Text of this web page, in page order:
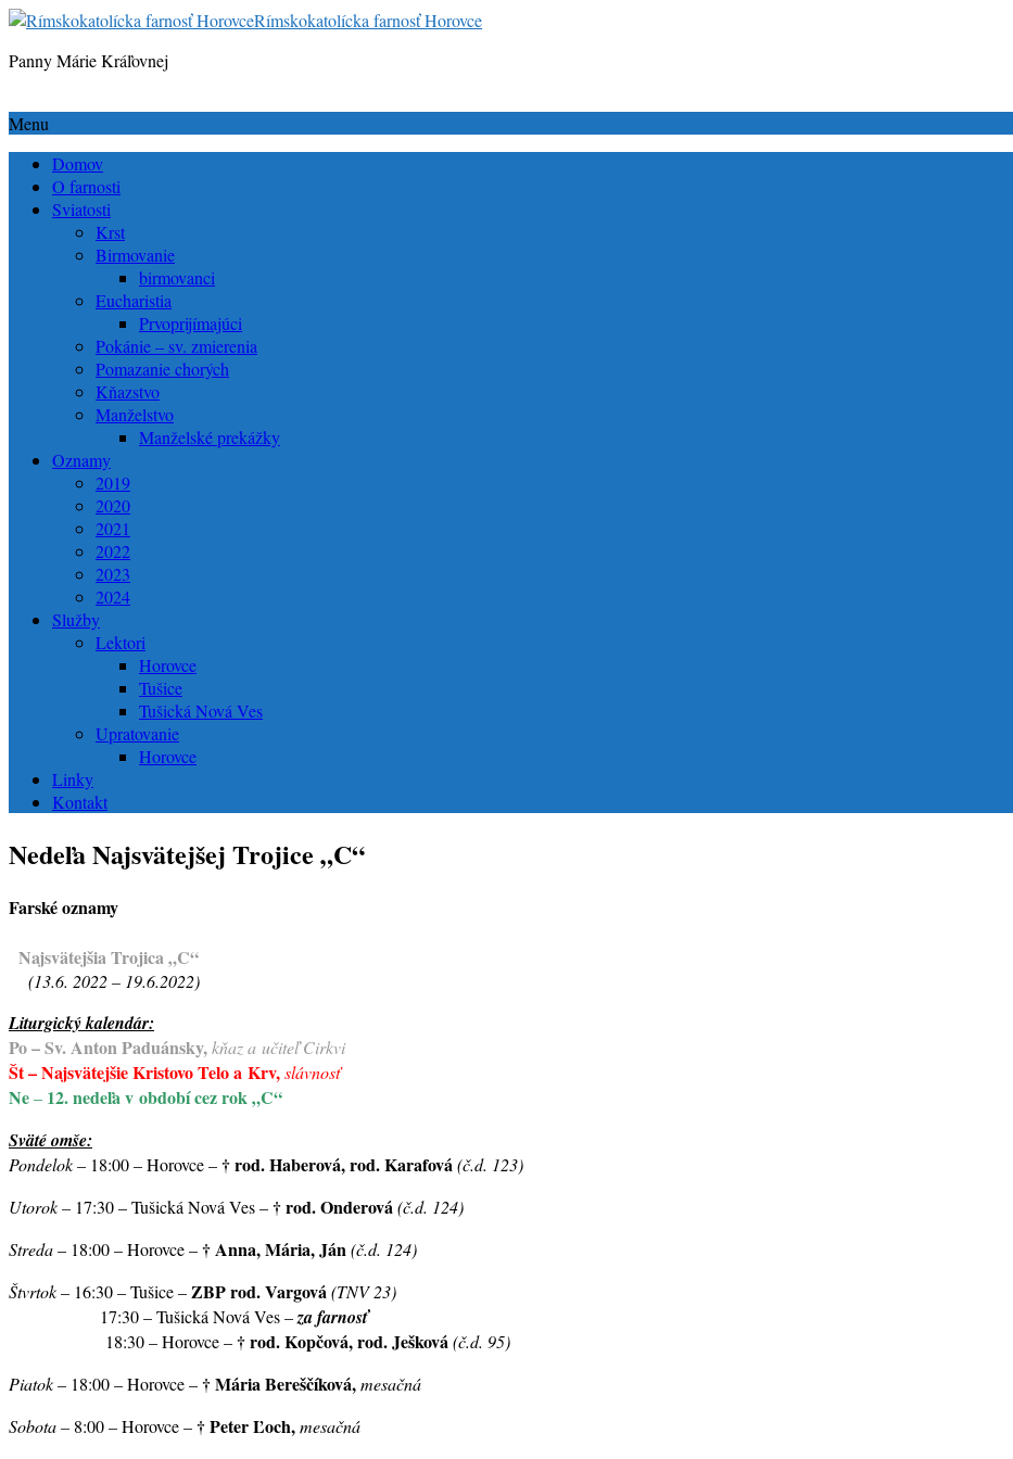
Rímskokatolícka farnosť Horovce
Panny Márie Kráľovnej
Menu
Domov
O farnosti
Sviatosti
Krst
Birmovanie
birmovanci
Eucharistia
Prvoprijímajúci
Pokánie – sv. zmierenia
Pomazanie chorých
Kňazstvo
Manželstvo
Manželské prekážky
Oznamy
2019
2020
2021
2022
2023
2024
Služby
Lektori
Horovce
Tušice
Tušická Nová Ves
Upratovanie
Horovce
Linky
Kontakt
Nedeľa Najsvätejšej Trojice „C“
Farské oznamy
Najsvätejšia Trojica „C“
(13.6. 2022 – 19.6.2022)
Liturgický kalendár:
Po – Sv. Anton Paduánsky,kňaz a učiteľ Cirkvi
Št – Najsvätejšie Kristovo Telo a Krv,slávnosť
Ne– 12. nedeľa v období cez rok „C“
Sväté omše:
Pondelok– 18:00 – Horovce –†rod. Haberová, rod. Karafová(č.d. 123)
Utorok – 17:30 – Tušická Nová Ves –†rod. Onderová(č.d. 124)
Streda– 18:00 – Horovce –†Anna, Mária, Ján(č.d. 124)
Štvrtok– 16:30 – Tušice –ZBP rod. Vargová(TNV 23)
17:30 – Tušická Nová Ves –za farnosť
18:30 – Horovce –†rod. Kopčová, rod. Ješková(č.d. 95)
Piatok– 18:00 – Horovce –†Mária Bereščíková,mesačná
Sobota – 8:00 – Horovce –†Peter Ľoch,mesačná